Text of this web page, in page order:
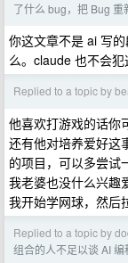
了什么 bug，把 Bug 重
你这文章不是 ai 写
么。claude 也不会
Replied to a topic by
他喜欢打游戏的话你
还有他对培养爱好这
的项目，可以多尝试
我老婆也没什么兴趣
我开始学网球，然后
Replied to a topic by
组合的人不足以谈 AI 编